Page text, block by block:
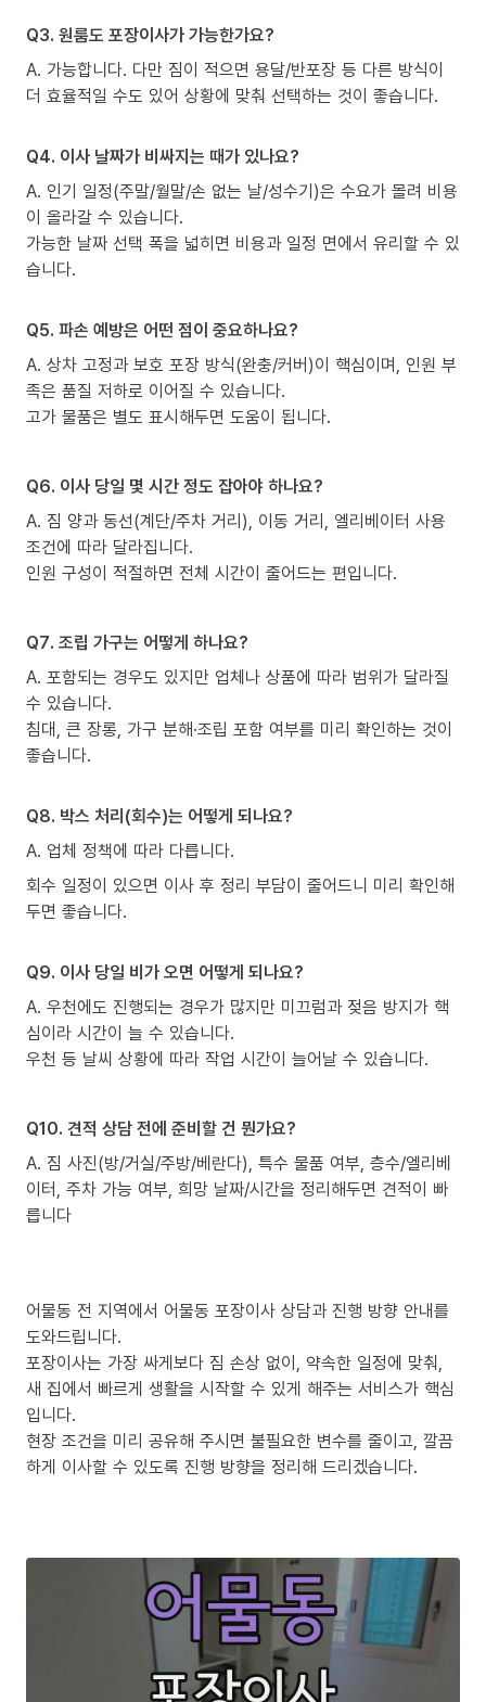
Q3. 원룸도 포장이사가 가능한가요?
A. 가능합니다. 다만 짐이 적으면 용달/반포장 등 다른 방식이
더 효율적일 수도 있어 상황에 맞춰 선택하는 것이 좋습니다.
Q4. 이사 날짜가 비싸지는 때가 있나요?
A. 인기 일정(주말/월말/손 없는 날/성수기)은 수요가 몰려 비용
이 올라갈 수 있습니다.
가능한 날짜 선택 폭을 넓히면 비용과 일정 면에서 유리할 수 있
습니다.
Q5. 파손 예방은 어떤 점이 중요하나요?
A. 상차 고정과 보호 포장 방식(완충/커버)이 핵심이며, 인원 부
족은 품질 저하로 이어질 수 있습니다.
고가 물품은 별도 표시해두면 도움이 됩니다.
Q6. 이사 당일 몇 시간 정도 잡아야 하나요?
A. 짐 양과 동선(계단/주차 거리), 이동 거리, 엘리베이터 사용
조건에 따라 달라집니다.
인원 구성이 적절하면 전체 시간이 줄어드는 편입니다.
Q7. 조립 가구는 어떻게 하나요?
A. 포함되는 경우도 있지만 업체나 상품에 따라 범위가 달라질
수 있습니다.
침대, 큰 장롱, 가구 분해·조립 포함 여부를 미리 확인하는 것이
좋습니다.
Q8. 박스 처리(회수)는 어떻게 되나요?
A. 업체 정책에 따라 다릅니다.
회수 일정이 있으면 이사 후 정리 부담이 줄어드니 미리 확인해
두면 좋습니다.
Q9. 이사 당일 비가 오면 어떻게 되나요?
A. 우천에도 진행되는 경우가 많지만 미끄럼과 젖음 방지가 핵
심이라 시간이 늘 수 있습니다.
우천 등 날씨 상황에 따라 작업 시간이 늘어날 수 있습니다.
Q10. 견적 상담 전에 준비할 건 뭔가요?
A. 짐 사진(방/거실/주방/베란다), 특수 물품 여부, 층수/엘리베
이터, 주차 가능 여부, 희망 날짜/시간을 정리해두면 견적이 빠
릅니다
어물동 전 지역에서 어물동 포장이사 상담과 진행 방향 안내를
도와드립니다.
포장이사는 가장 싸게보다 짐 손상 없이, 약속한 일정에 맞춰,
새 집에서 빠르게 생활을 시작할 수 있게 해주는 서비스가 핵심
입니다.
현장 조건을 미리 공유해 주시면 불필요한 변수를 줄이고, 깔끔
하게 이사할 수 있도록 진행 방향을 정리해 드리겠습니다.